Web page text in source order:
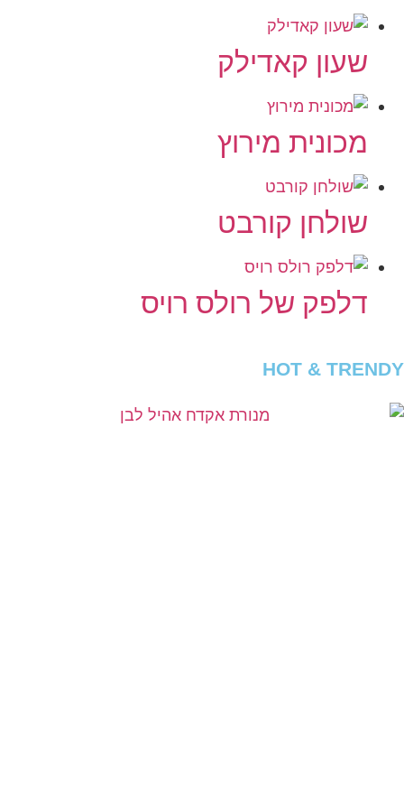
שעון קאדילק
מכונית מירוץ
שולחן קורבט
דלפק של רולס רויס
HOT & TRENDY